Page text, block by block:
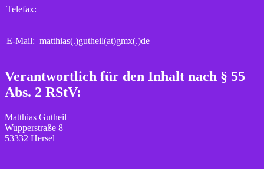
Telefax:
E-Mail: matthias(.)gutheil(at)gmx(.)de
Verantwortlich für den Inhalt nach § 55
Abs. 2 RStV:
Matthias Gutheil
Wupperstraße 8
53332 Hersel